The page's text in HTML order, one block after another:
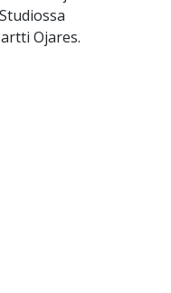
Ojares.